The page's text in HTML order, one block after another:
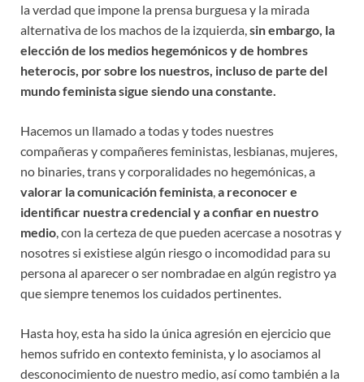
la verdad que impone la prensa burguesa y la mirada
alternativa de los machos de la izquierda,sin embargo, la
elección de los medios hegemónicos y de hombres
heterocis, por sobre los nuestros, incluso de parte del
mundo feminista sigue siendo una constante.
Hacemos un llamado a todas y todes nuestres
compañeras y compañeres feministas, lesbianas, mujeres,
no binaries, trans y corporalidades no hegemónicas, a
valorar la comunicación feminista,a reconocer e
identificar nuestra credencial y a confiar en nuestro
medio, con la certeza de que pueden acercase a nosotras y
nosotres si existiese algún riesgo o incomodidad para su
persona al aparecer o ser nombradae en algún registro ya
que siempre tenemos los cuidados pertinentes.
Hasta hoy, esta ha sido la única agresión en ejercicio que
hemos sufrido en contexto feminista, y lo asociamos al
desconocimiento de nuestro medio, así como también a la